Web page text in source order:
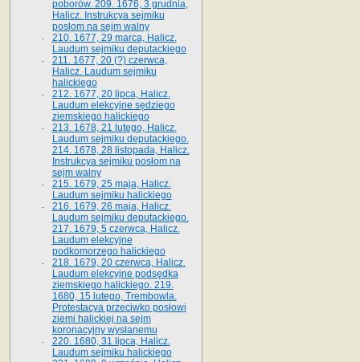
poborów. 209. 1676, 3 grudnia,
Halicz. Instrukcya sejmiku
posłom na sejm walny
210. 1677, 29 marca, Halicz.
Laudum sejmiku deputackiego
211. 1677, 20 (?) czerwca,
Halicz. Laudum sejmiku
halickiego
212. 1677, 20 lipca, Halicz.
Laudum elekcyjne sędziego
ziemskiego halickiego
213. 1678, 21 lutego, Halicz.
Laudum sejmiku deputackiego.
214. 1678, 28 listopada, Halicz.
Instrukcya sejmiku posłom na
sejm walny
215. 1679, 25 maja, Halicz.
Laudum sejmiku halickiego
216. 1679, 26 maja, Halicz.
Laudum sejmiku deputackiego.
217. 1679, 5 czerwca, Halicz.
Laudum elekcyjne
podkomorzego halickiego
218. 1679, 20 czerwca, Halicz.
Laudum elekcyjne podsędka
ziemskiego halickiego. 219.
1680, 15 lutego, Trembowla.
Protestacya przeciwko posłowi
ziemi halickiej na sejm
koronacyjny wysłanemu
220. 1680, 31 lipca, Halicz.
Laudum sejmiku halickiego